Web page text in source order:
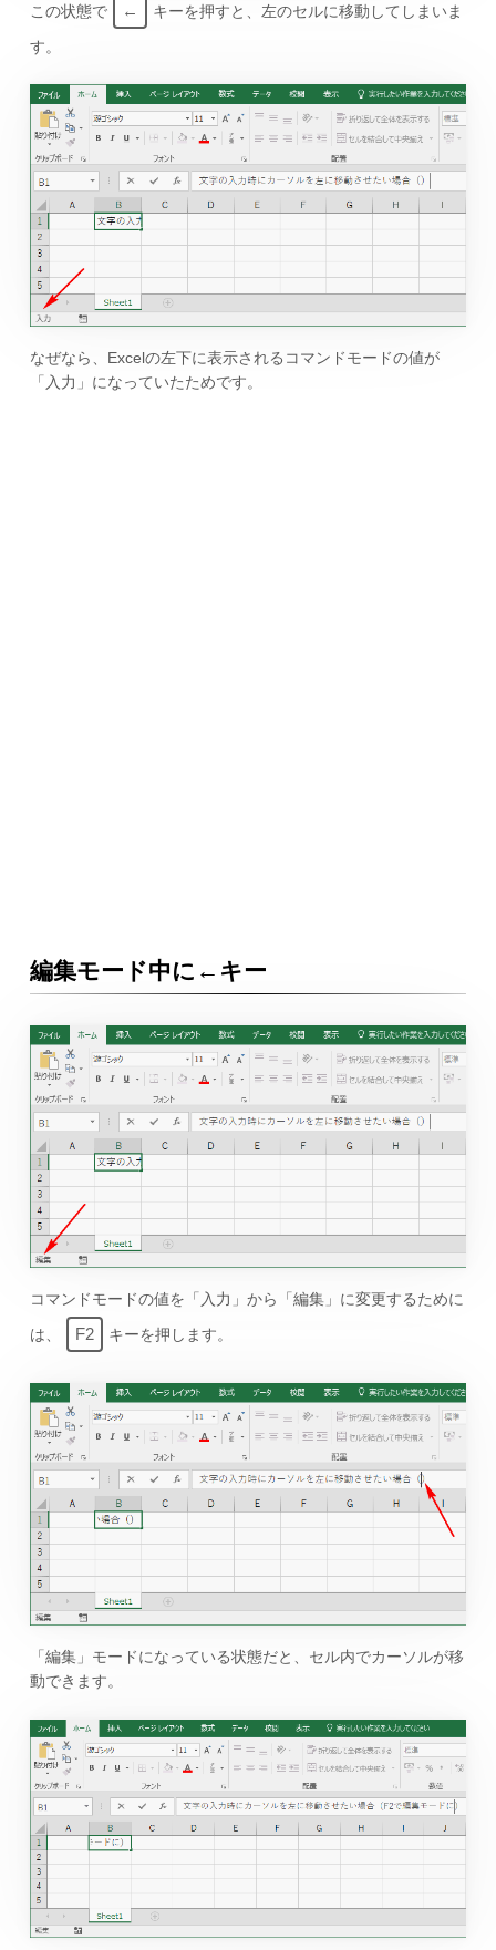
この状態で ←
キーを押すと、左のセルに移動してしまいま
す。
なぜなら、Excelの左下に表示されるコマンドモードの値が
「入力」になっていたためです。
編集モード中に←キー
コマンドモードの値を「入力」から「編集」に変更するために
は、
F2 キーを押します。
「編集」モードになっている状態だと、セル内でカーソルが移
動できます。